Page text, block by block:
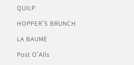
QUILP
HOPPER’S BRUNCH
LA BAUME
Post O’Alls